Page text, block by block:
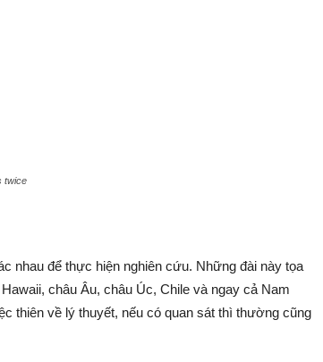
twice
nhau để thực hiện nghiên cứu. Những đài này tọa
châu Âu, châu Úc, Chile và ngay cả Nam
thiên về lý thuyết, nếu có quan sát thì thường cũng